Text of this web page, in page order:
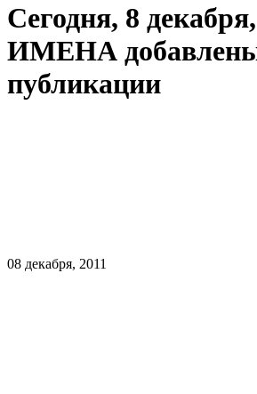
Сегодня, 8
ИМЕНА
публикации
08 декабря, 2011